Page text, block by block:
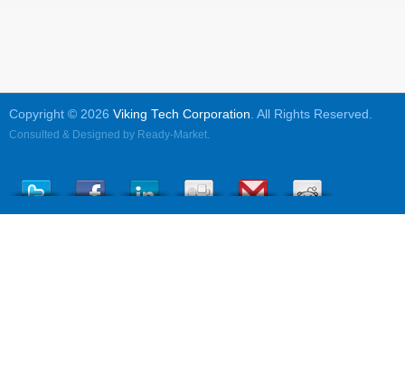
Copyright © 2026 Viking Tech Corporation. All Rights Reserved.
Consulted & Designed by Ready-Market.